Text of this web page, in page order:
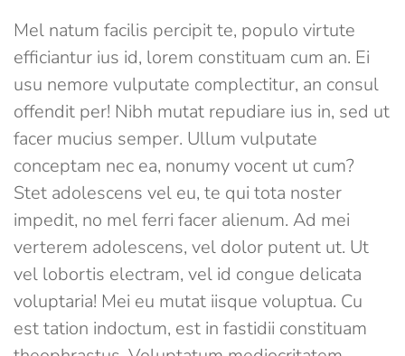
Mel natum facilis percipit te, populo virtute
efficiantur ius id, lorem constituam cum an. Ei
usu nemore vulputate complectitur, an consul
offendit per! Nibh mutat repudiare ius in, sed ut
facer mucius semper. Ullum vulputate
conceptam nec ea, nonumy vocent ut cum?
Stet adolescens vel eu, te qui tota noster
impedit, no mel ferri facer alienum. Ad mei
verterem adolescens, vel dolor putent ut. Ut
vel lobortis electram, vel id congue delicata
voluptaria! Mei eu mutat iisque voluptua. Cu
est tation indoctum, est in fastidii constituam